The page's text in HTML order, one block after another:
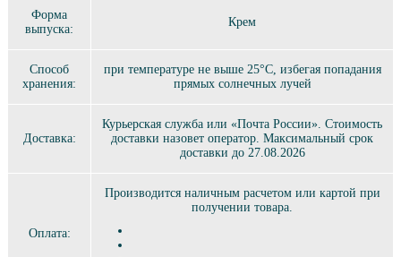
Форма
выпуска:
Крем
Способ
хранения:
при температуре не выше 25°C, избегая попадания
прямых солнечных лучей
Доставка:
Курьерская служба или «Почта России». Стоимость
доставки назовет оператор. Максимальный срок
доставки до 27.08.2026
Оплата:
Производится наличным расчетом или картой при
получении товара.